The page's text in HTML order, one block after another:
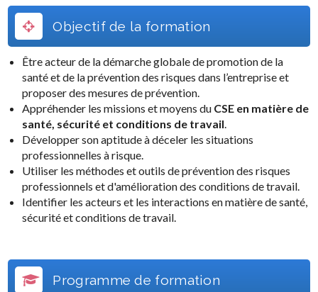
Objectif de la formation
Être acteur de la démarche globale de promotion de la
santé et de la prévention des risques dans l’entreprise et
proposer des mesures de prévention.
Appréhender les missions et moyens du CSE en matière de
santé, sécurité et conditions de travail.
Développer son aptitude à déceler les situations
professionnelles à risque.
Utiliser les méthodes et outils de prévention des risques
professionnels et d'amélioration des conditions de travail.
Identifier les acteurs et les interactions en matière de santé,
sécurité et conditions de travail.
Programme de formation